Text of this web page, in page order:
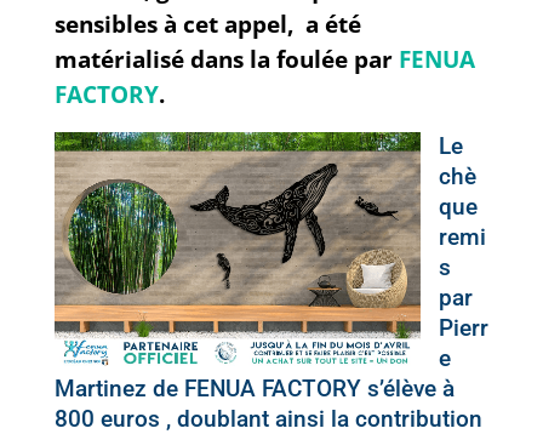
sensibles à cet appel, a été
matérialisé dans la foulée par FENUA
FACTORY.
Le
chè
que
remi
s
par
Pierr
e
Martinez de FENUA FACTORY s’élève à
800 euros , doublant ainsi la contribution